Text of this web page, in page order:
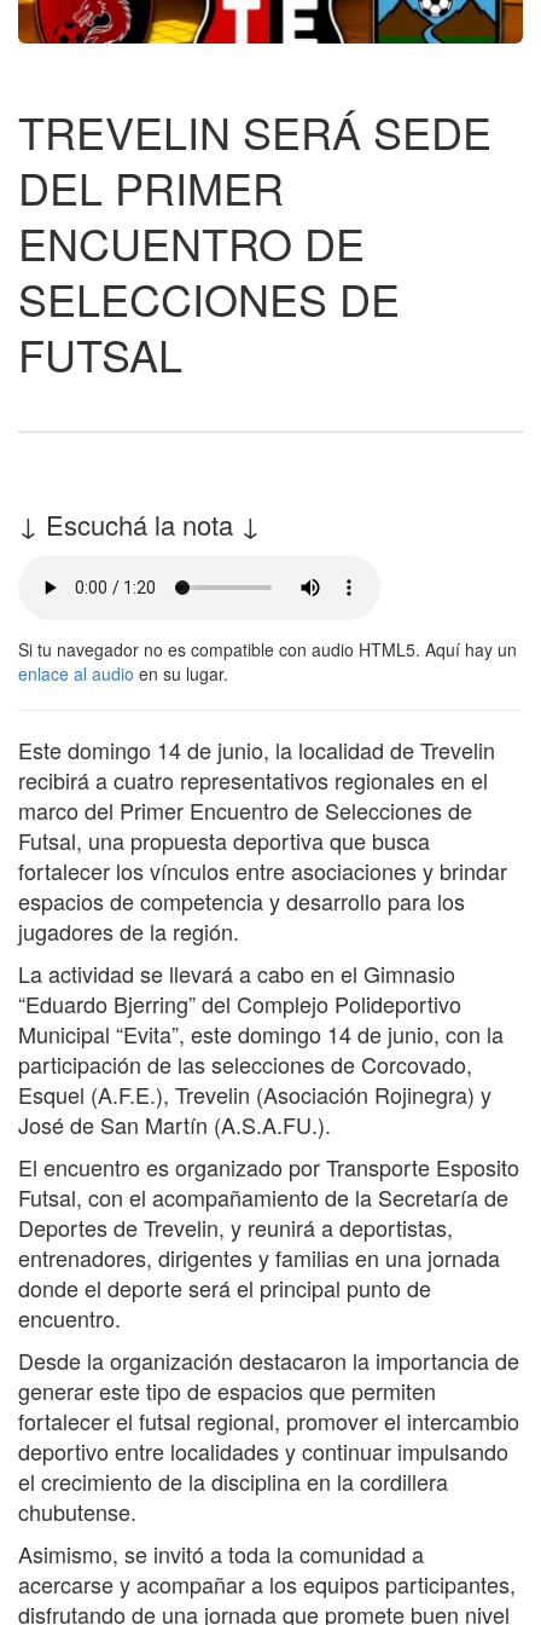
TREVELIN SERÁ SEDE
DEL PRIMER
ENCUENTRO DE
SELECCIONES DE
FUTSAL
↓ Escuchá la nota ↓
Si tu navegador no es compatible con audio HTML5. Aquí hay un
enlace al audio en su lugar.
Este domingo 14 de junio, la localidad de Trevelin
recibirá a cuatro representativos regionales en el
marco del Primer Encuentro de Selecciones de
Futsal, una propuesta deportiva que busca
fortalecer los vínculos entre asociaciones y brindar
espacios de competencia y desarrollo para los
jugadores de la región.
La actividad se llevará a cabo en el Gimnasio
“Eduardo Bjerring” del Complejo Polideportivo
Municipal “Evita”, este domingo 14 de junio, con la
participación de las selecciones de Corcovado,
Esquel (A.F.E.), Trevelin (Asociación Rojinegra) y
José de San Martín (A.S.A.FU.).
El encuentro es organizado por Transporte Esposito
Futsal, con el acompañamiento de la Secretaría de
Deportes de Trevelin, y reunirá a deportistas,
entrenadores, dirigentes y familias en una jornada
donde el deporte será el principal punto de
encuentro.
Desde la organización destacaron la importancia de
generar este tipo de espacios que permiten
fortalecer el futsal regional, promover el intercambio
deportivo entre localidades y continuar impulsando
el crecimiento de la disciplina en la cordillera
chubutense.
Asimismo, se invitó a toda la comunidad a
acercarse y acompañar a los equipos participantes,
disfrutando de una jornada que promete buen nivel